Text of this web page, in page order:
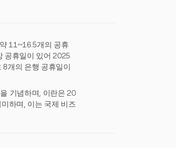
11~16.5개의 공휴
공휴일이 있어 2025
개의 은행 공휴일이
기념하며, 이란은 20
하며, 이는 국제 비즈